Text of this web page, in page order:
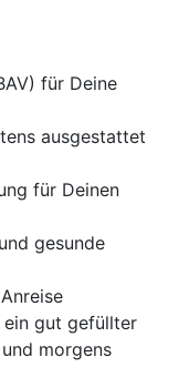
für Deine
ausgestattet
für Deinen
gesunde
ein gut gefüllter
morgens